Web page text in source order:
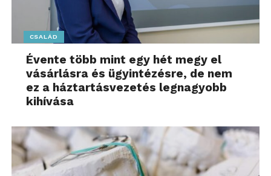
CSALÁD
Évente több mint egy hét megy el
vásárlásra és ügyintézésre, de nem
ez a háztartásvezetés legnagyobb
kihívása